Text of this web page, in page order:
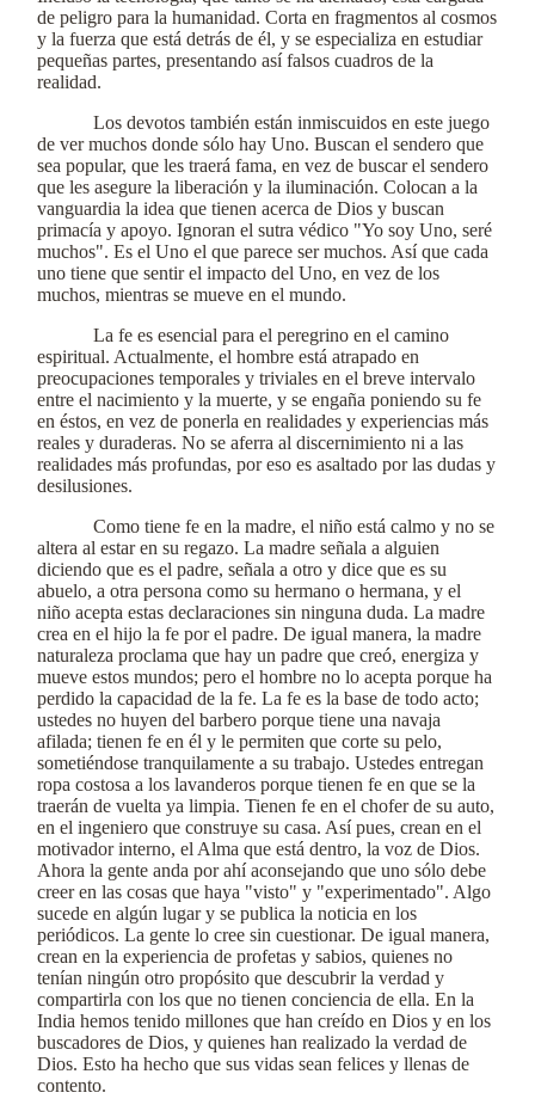
de peligro para la humanidad. Corta en fragmentos al cosmos
y la fuerza que está detrás de él, y se especializa en estudiar
pequeñas partes, presentando así falsos cuadros de la
realidad.
Los devotos también están inmiscuidos en este juego
de ver muchos donde sólo hay Uno. Buscan el sendero que
sea popular, que les traerá fama, en vez de buscar el sendero
que les asegure la liberación y la iluminación. Colocan a la
vanguardia la idea que tienen acerca de Dios y buscan
primacía y apoyo. Ignoran el sutra védico "Yo soy Uno, seré
muchos". Es el Uno el que parece ser muchos. Así que cada
uno tiene que sentir el impacto del Uno, en vez de los
muchos, mientras se mueve en el mundo.
La fe es esencial para el peregrino en el camino
espiritual. Actualmente, el hombre está atrapado en
preocupaciones temporales y triviales en el breve intervalo
entre el nacimiento y la muerte, y se engaña poniendo su fe
en éstos, en vez de ponerla en realidades y experiencias más
reales y duraderas. No se aferra al discernimiento ni a las
realidades más profundas, por eso es asaltado por las dudas y
desilusiones.
Como tiene fe en la madre, el niño está calmo y no se
altera al estar en su regazo. La madre señala a alguien
diciendo que es el padre, señala a otro y dice que es su
abuelo, a otra persona como su hermano o hermana, y el
niño acepta estas declaraciones sin ninguna duda. La madre
crea en el hijo la fe por el padre. De igual manera, la madre
naturaleza proclama que hay un padre que creó, energiza y
mueve estos mundos; pero el hombre no lo acepta porque ha
perdido la capacidad de la fe. La fe es la base de todo acto;
ustedes no huyen del barbero porque tiene una navaja
afilada; tienen fe en él y le permiten que corte su pelo,
sometiéndose tranquilamente a su trabajo. Ustedes entregan
ropa costosa a los lavanderos porque tienen fe en que se la
traerán de vuelta ya limpia. Tienen fe en el chofer de su auto,
en el ingeniero que construye su casa. Así pues, crean en el
motivador interno, el Alma que está dentro, la voz de Dios.
Ahora la gente anda por ahí aconsejando que uno sólo debe
creer en las cosas que haya "visto" y "experimentado". Algo
sucede en algún lugar y se publica la noticia en los
periódicos. La gente lo cree sin cuestionar. De igual manera,
crean en la experiencia de profetas y sabios, quienes no
tenían ningún otro propósito que descubrir la verdad y
compartirla con los que no tienen conciencia de ella. En la
India hemos tenido millones que han creído en Dios y en los
buscadores de Dios, y quienes han realizado la verdad de
Dios. Esto ha hecho que sus vidas sean felices y llenas de
contento.